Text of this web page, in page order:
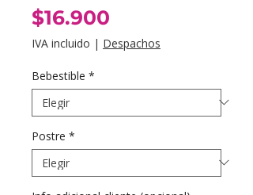
$16.900
IVA incluido | Despachos
Bebestible *
Postre *